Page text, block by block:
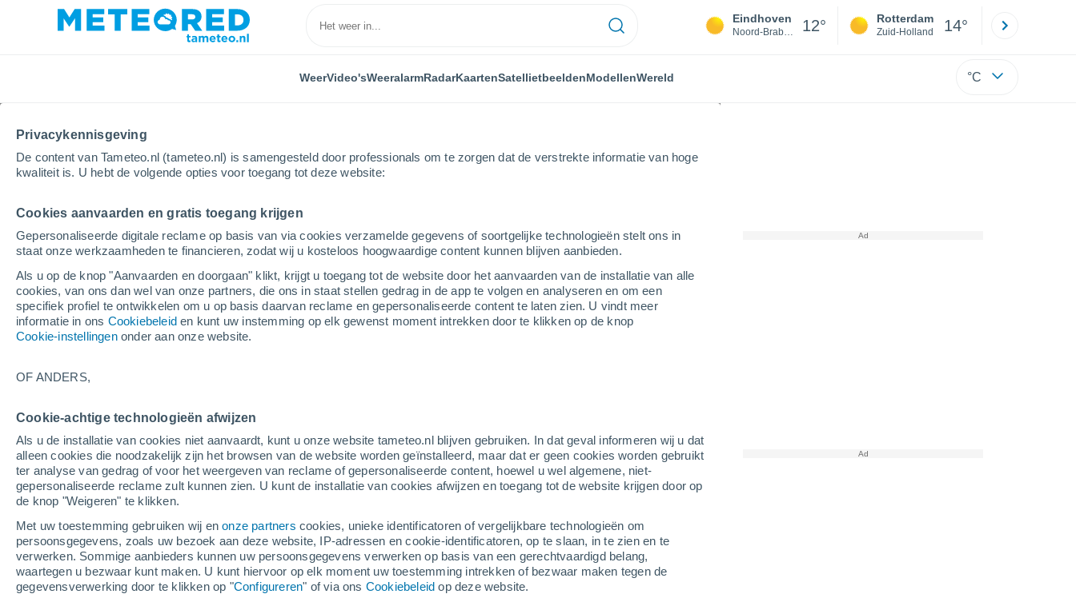
Privacykennisgeving
De content van Tameteo.nl (tameteo.nl) is samengesteld door professionals om te zorgen dat de verstrekte informatie van hoge
kwaliteit is. U hebt de volgende opties voor toegang tot deze website:
Cookies aanvaarden en gratis toegang krijgen
Gepersonaliseerde digitale reclame op basis van via cookies verzamelde gegevens of soortgelijke technologieën stelt ons in
staat onze werkzaamheden te financieren, zodat wij u kosteloos hoogwaardige content kunnen blijven aanbieden.
Als u op de knop "Aanvaarden en doorgaan" klikt, krijgt u toegang tot de website door het aanvaarden van de installatie van alle
cookies, van ons dan wel van onze partners, die ons in staat stellen gedrag in de app te volgen en analyseren en om een
specifiek profiel te ontwikkelen om u op basis daarvan reclame en gepersonaliseerde content te laten zien. U vindt meer
informatie in ons Cookiebeleid en kunt uw instemming op elk gewenst moment intrekken door te klikken op de knop
Cookie-instellingenonder aan onze website.
OF ANDERS,
Cookie-achtige technologieën afwijzen
Als u de installatie van cookies niet aanvaardt, kunt u onze website tameteo.nl blijven gebruiken. In dat geval informeren wij u dat
alleen cookies die noodzakelijk zijn het browsen van de website worden geïnstalleerd, maar dat er geen cookies worden gebruikt
ter analyse van gedrag of voor het weergeven van reclame of gepersonaliseerde content, hoewel u wel algemene, niet-
gepersonaliseerde reclame zult kunnen zien. U kunt de installatie van cookies afwijzen en toegang tot de website krijgen door op
de knop "Weigeren" te klikken.
Met uw toestemming gebruiken wij enonze partners cookies, unieke identificatoren of vergelijkbare technologieën om
persoonsgegevens, zoals uw bezoek aan deze website, IP-adressen en cookie-identificatoren, op te slaan, in te zien en te
verwerken. Sommige aanbieders kunnen uw persoonsgegevens verwerken op basis van een gerechtvaardigd belang,
waartegen u bezwaar kunt maken. U kunt hiervoor op elk moment uw toestemming intrekken of bezwaar maken tegen de
gegevensverwerking door te klikken op "Configureren" of via ons Cookiebeleid op deze website.
Eindhoven
Noord-Brabant 12° Rotterdam
Zuid-Holland 14°
WeerVideo'sWeeralarmRadarKaartenSatellietbeeldenModellenWereld °C
Home Video's Een plotselinge overstroming verrast de inwoners van Al Farsha, Saoedi-Arabië